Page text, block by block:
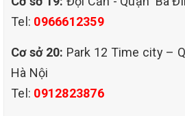
sảnh, thảm phòng
Các chung cư lớn
Skylake, Imperia,
Tel: 0966612359
Cơ sở 20: Park 12 Time city –
Hà Nội
Tel: 0912823876